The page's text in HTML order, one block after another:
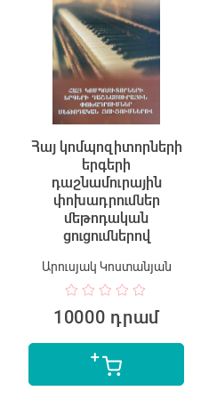
Հայ կոմպոզիտորների
երգերի
դաշնամուրային
փոխադրումներ
մեթոդական
ցուցումներով
Արուսյակ Կոստանյան
10000 դրամ